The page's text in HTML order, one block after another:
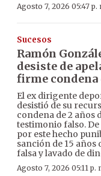
Agosto 7, 2026 05:47 p.
Sucesos
Ramón
desiste de
firme condena
El ex dirigente
desistió de su
condena de 2 años
testimonio falso.
por este hecho
sanción de 15
falsa y lavado de
Agosto 7, 2026 05:11 p.